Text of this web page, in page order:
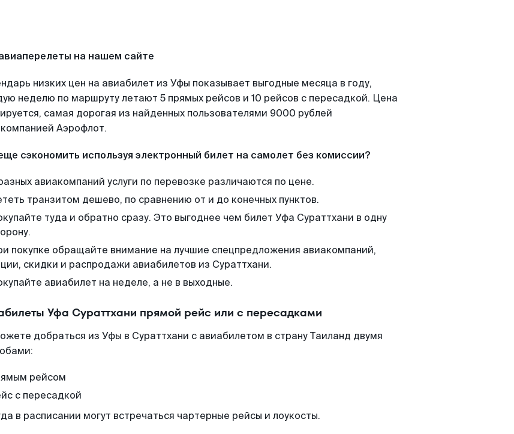
на нашем сайте
низких цен на авиабилет из Уфы показывает выгодные месяца в году,
неделю по маршруту летают 5 прямых рейсов и 10 рейсов с пересадкой. Цена
самая дорогая из найденных пользователями 9000 рублей
Аэрофлот.
сэкономить используя электронный билет на самолет без комиссии?
авиакомпаний услуги по перевозке различаются по цене.
транзитом дешево, по сравнению от и до конечных пунктов.
туда и обратно сразу. Это выгоднее чем билет Уфа Сураттхани в одну
покупке обращайте внимание на лучшие спецпредложения авиакомпаний,
скидки и распродажи авиабилетов из Сураттхани.
авиабилет на неделе, а не в выходные.
Уфа Сураттхани прямой рейс или с пересадками
добраться из Уфы в Сураттхани с авиабилетом в страну Таиланд двумя
рейсом
с пересадкой
в расписании могут встречаться чартерные рейсы и лоукосты.